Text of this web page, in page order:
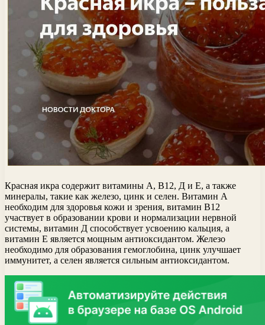
Красная икра содержит витамины А, В12, Д и Е, а также
минералы, такие как железо, цинк и селен. Витамин А
необходим для здоровья кожи и зрения, витамин В12
участвует в образовании крови и нормализации нервной
системы, витамин Д способствует усвоению кальция, а
витамин Е является мощным антиоксидантом. Железо
необходимо для образования гемоглобина, цинк улучшает
иммунитет, а селен является сильным антиоксидантом.